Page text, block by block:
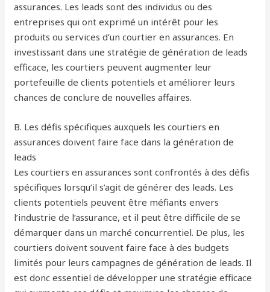
assurances. Les leads sont des individus ou des
entreprises qui ont exprimé un intérêt pour les
produits ou services d’un courtier en assurances. En
investissant dans une stratégie de génération de leads
efficace, les courtiers peuvent augmenter leur
portefeuille de clients potentiels et améliorer leurs
chances de conclure de nouvelles affaires.
B. Les défis spécifiques auxquels les courtiers en
assurances doivent faire face dans la génération de
leads
Les courtiers en assurances sont confrontés à des défis
spécifiques lorsqu’il s’agit de générer des leads. Les
clients potentiels peuvent être méfiants envers
l’industrie de l’assurance, et il peut être difficile de se
démarquer dans un marché concurrentiel. De plus, les
courtiers doivent souvent faire face à des budgets
limités pour leurs campagnes de génération de leads. Il
est donc essentiel de développer une stratégie efficace